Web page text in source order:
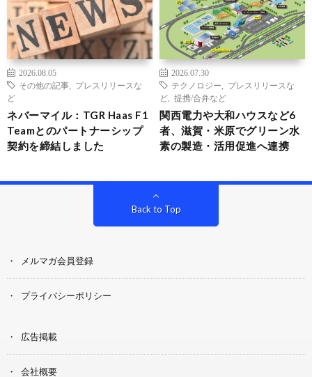
2026.08.05
その他の記事
プレスリリースな
ど
ネバーマイル：TGR Haas F1
Teamとのパートナーシップ
契約を締結しました
2026.07.30
テクノロジー
プレスリリースな
ど
提携/合弁など
関西電力や大和ハウスなど6
者、滋賀・米原でグリーン水
素の製造・活用促進へ連携
Back to Top
メルマガ会員登録
プライバシーポリシー
広告掲載
会社概要